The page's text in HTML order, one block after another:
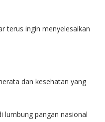
terus ingin menyelesaikan
dan kesehatan yang
lumbung pangan nasional